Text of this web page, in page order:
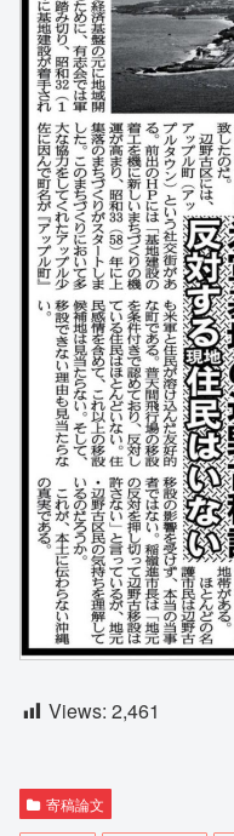
Views: 2,461
寄稿論文